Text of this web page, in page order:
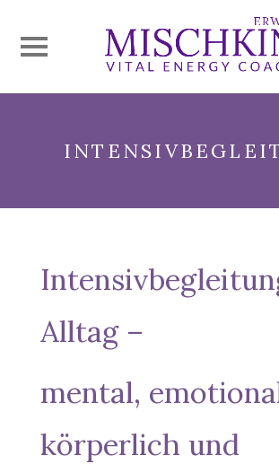
Alltag –
mental,
körperlich und